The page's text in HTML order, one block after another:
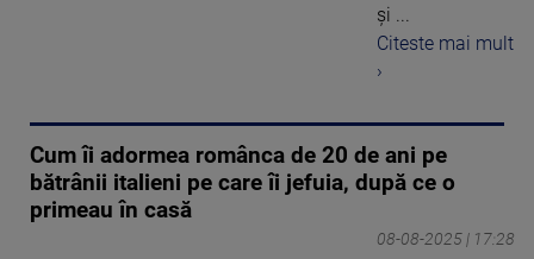
și ...
Citeste mai mult
›
Cum îi adormea românca de 20 de ani pe
bătrânii italieni pe care îi jefuia, după ce o
primeau în casă
08-08-2025 | 17:28